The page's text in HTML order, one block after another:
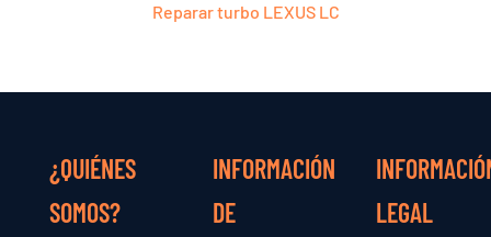
Reparar turbo LEXUS LC
¿QUIÉNES
SOMOS?
INFORMACIÓN
DE
LEGAL